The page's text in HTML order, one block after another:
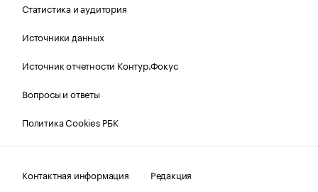
Статистика и аудитория
Источники данных
Источник отчетности Контур.Фокус
Вопросы и ответы
Политика Cookies РБК
Контактная информация
Редакция